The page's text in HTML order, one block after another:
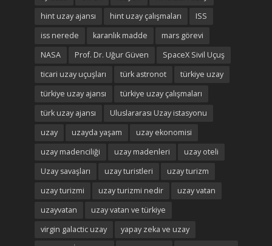
hint uzay ajansı
hint uzay çalışmaları
ISS
iss nerede
karanlık madde
mars görevi
NASA
Prof. Dr. Uğur Güven
SpaceX Sivil Uçuş
ticari uzay uçuşları
türk astronot
türkiye uzay
türkiye uzay ajansı
türkiye uzay çalışmaları
türk uzay ajansı
Uluslararası Uzay istasyonu
uzay
uzayda yaşam
uzay ekonomisi
uzay madenciliği
uzay madenleri
uzay oteli
Uzay savaşları
uzay turistleri
uzay turizm
uzay turizmi
uzay turizmi nedir
uzay vatan
uzayvatan
uzay vatan ve türkiye
virgin galactic uzay
yapay zeka ve uzay